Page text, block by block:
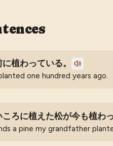
植わっている。
one hundred years ago.
ろに植えた松が今も植わっ
a pine my grandfather